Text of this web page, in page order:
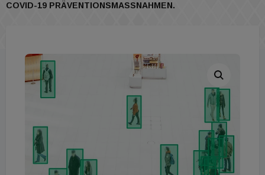
COVID-19 PRÄVENTIONSMASSNAHMEN.